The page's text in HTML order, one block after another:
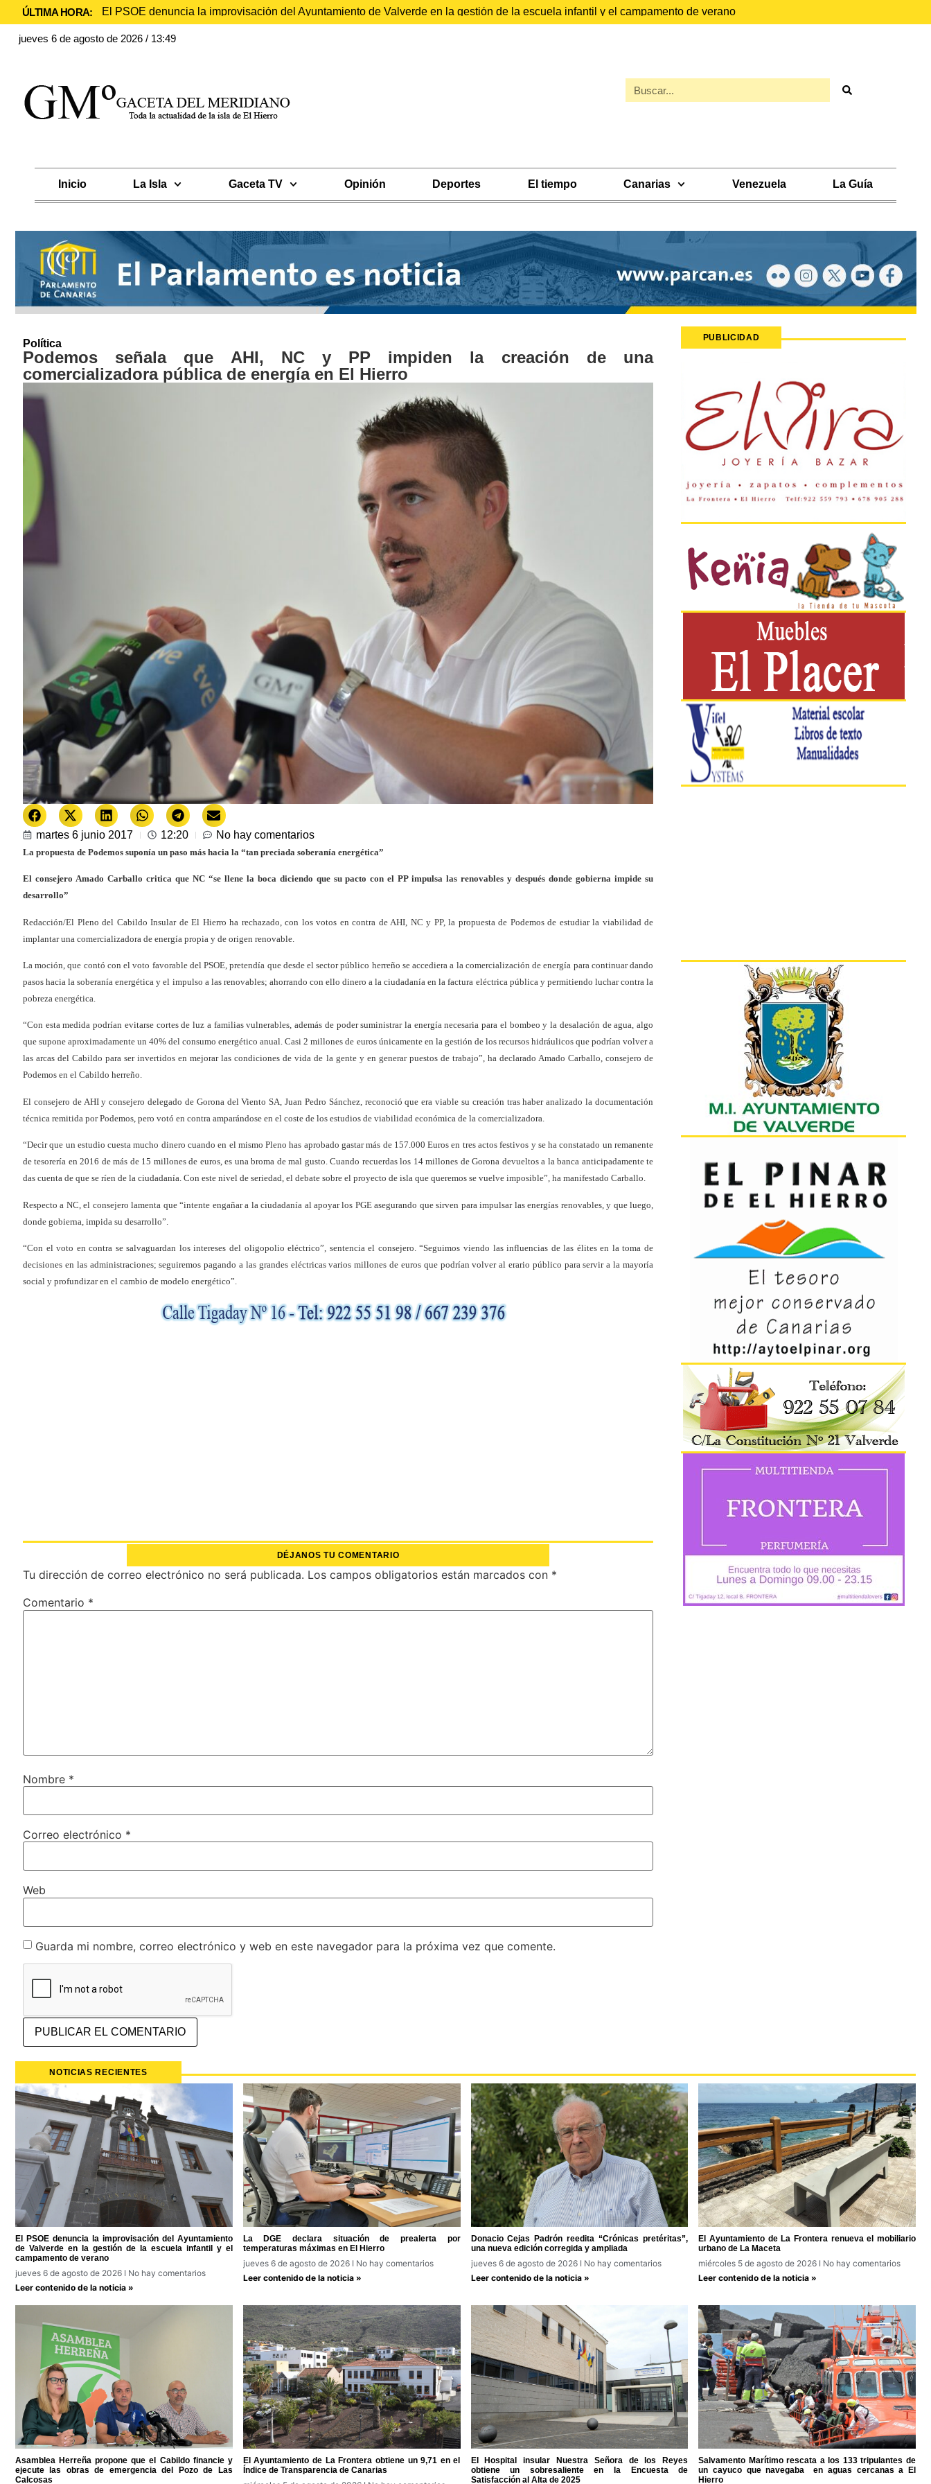
ÚLTIMA HORA: El PSOE denuncia la improvisación del Ayuntamiento de Valverde en la gestión de la escuela infantil y el campamento de verano
jueves 6 de agosto de 2026 / 13:49
Inicio La Isla Gaceta TV Opinión Deportes El tiempo Canarias Venezuela La Guía
Política
Podemos señala que AHI, NC y PP impiden la creación de una
comercializadora pública de energía en El Hierro
martes 6 junio 2017 12:20 No hay comentarios
La propuesta de Podemos suponía un paso más hacia la “tan preciada soberanía energética”
El consejero Amado Carballo critica que NC “se llene la boca diciendo que su pacto con el PP impulsa las renovables y después donde gobierna impide su
desarrollo”
Redacción/El Pleno del Cabildo Insular de El Hierro ha rechazado, con los votos en contra de AHI, NC y PP, la propuesta de Podemos de estudiar la viabilidad de
implantar una comercializadora de energía propia y de origen renovable.
La moción, que contó con el voto favorable del PSOE, pretendía que desde el sector público herreño se accediera a la comercialización de energía para continuar dando
pasos hacia la soberanía energética y el impulso a las renovables; ahorrando con ello dinero a la ciudadanía en la factura eléctrica pública y permitiendo luchar contra la
pobreza energética.
“Con esta medida podrían evitarse cortes de luz a familias vulnerables, además de poder suministrar la energía necesaria para el bombeo y la desalación de agua, algo
que supone aproximadamente un 40% del consumo energético anual. Casi 2 millones de euros únicamente en la gestión de los recursos hidráulicos que podrían volver a
las arcas del Cabildo para ser invertidos en mejorar las condiciones de vida de la gente y en generar puestos de trabajo”, ha declarado Amado Carballo, consejero de
Podemos en el Cabildo herreño.
El consejero de AHI y consejero delegado de Gorona del Viento SA, Juan Pedro Sánchez, reconoció que era viable su creación tras haber analizado la documentación
técnica remitida por Podemos, pero votó en contra amparándose en el coste de los estudios de viabilidad económica de la comercializadora.
“Decir que un estudio cuesta mucho dinero cuando en el mismo Pleno has aprobado gastar más de 157.000 Euros en tres actos festivos y se ha constatado un remanente
de tesorería en 2016 de más de 15 millones de euros, es una broma de mal gusto. Cuando recuerdas los 14 millones de Gorona devueltos a la banca anticipadamente te
das cuenta de que se ríen de la ciudadanía. Con este nivel de seriedad, el debate sobre el proyecto de isla que queremos se vuelve imposible”, ha manifestado Carballo.
Respecto a NC, el consejero lamenta que “intente engañar a la ciudadanía al apoyar los PGE asegurando que sirven para impulsar las energías renovables, y que luego,
donde gobierna, impida su desarrollo”.
“Con el voto en contra se salvaguardan los intereses del oligopolio eléctrico”, sentencia el consejero. “Seguimos viendo las influencias de las élites en la toma de
decisiones en las administraciones; seguiremos pagando a las grandes eléctricas varios millones de euros que podrían volver al erario público para servir a la mayoría
social y profundizar en el cambio de modelo energético”.
DÉJANOS TU COMENTARIO
Tu dirección de correo electrónico no será publicada. Los campos obligatorios están marcados con *
Comentario *
Nombre *
Correo electrónico *
Web
Guarda mi nombre, correo electrónico y web en este navegador para la próxima vez que comente.
PUBLICIDAD
NOTICIAS RECIENTES
El PSOE denuncia la improvisación del Ayuntamiento
de Valverde en la gestión de la escuela infantil y el
campamento de verano
jueves 6 de agosto de 2026
No hay comentarios
Leer contenido de la noticia »
La DGE declara situación de prealerta por
temperaturas máximas en El Hierro
jueves 6 de agosto de 2026
No hay comentarios
Leer contenido de la noticia »
Donacio Cejas Padrón reedita “Crónicas pretéritas”,
una nueva edición corregida y ampliada
jueves 6 de agosto de 2026
No hay comentarios
Leer contenido de la noticia »
El Ayuntamiento de La Frontera renueva el mobiliario
urbano de La Maceta
miércoles 5 de agosto de 2026
No hay comentarios
Leer contenido de la noticia »
Asamblea Herreña propone que el Cabildo financie y
ejecute las obras de emergencia del Pozo de Las
Calcosas
El Ayuntamiento de La Frontera obtiene un 9,71 en el
Índice de Transparencia de Canarias
El Hospital insular Nuestra Señora de los Reyes
obtiene un sobresaliente en la Encuesta de
Satisfacción al Alta de 2025
Salvamento Marítimo rescata a los 133 tripulantes de
un cayuco que navegaba en aguas cercanas a El
Hierro